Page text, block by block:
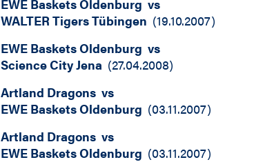
EWE Baskets Oldenburg vs
WALTER Tigers Tübingen (19.10.2007)
EWE Baskets Oldenburg vs
Science City Jena (27.04.2008)
Artland Dragons vs
EWE Baskets Oldenburg (03.11.2007)
Artland Dragons vs
EWE Baskets Oldenburg (03.11.2007)